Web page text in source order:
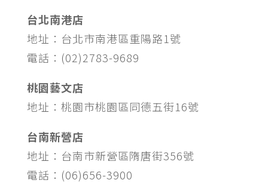
台北南港店
地址：台北市南港區重陽路1號
電話：(02)2783-9689
桃園藝文店
地址：桃園市桃園區同德五街16號
台南新營店
地址：台南市新營區隋唐街356號
電話：(06)656-3900